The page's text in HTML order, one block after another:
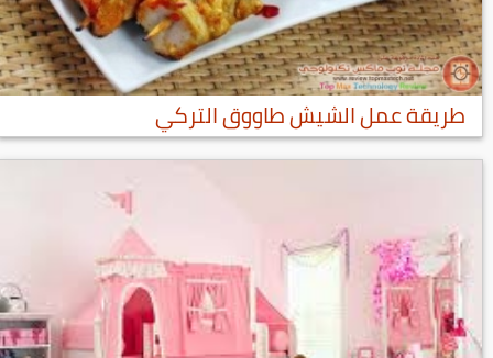
طريقة عمل الشيش طاووق التركي